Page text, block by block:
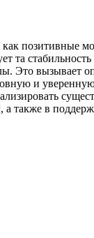
позитивные
та
Это вызывает
и
также в